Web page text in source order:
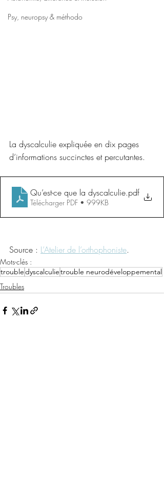
Psy, neuropsy & méthodo
La dyscalculie expliquée en dix pages
d’informations succinctes et percutantes.
Qu’est-ce que la dyscalculie.pdf
Télécharger PDF • 999KB
Source : L’Atelier de l’orthophoniste.
Mots-clés :
troubledyscalculietrouble neurodéveloppemental
Troubles